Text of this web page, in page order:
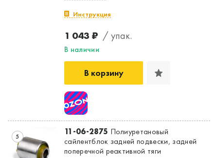
Инструкция
1 043 ₽ / упак.
В наличии
В корзину
5 11-06-2875 Полиуретановый
сайлентблок задней подвески, задней
поперечной реактивной тяги